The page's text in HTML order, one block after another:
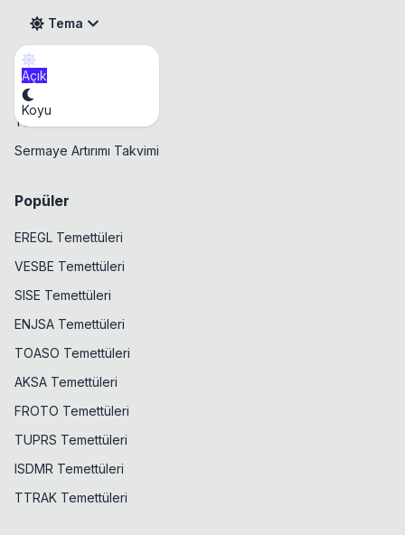
Tema
Açık
Koyu
Takvim
Temettü Takvimi
Sermaye Artırımı Takvimi
Popüler
EREGL Temettüleri
VESBE Temettüleri
SISE Temettüleri
ENJSA Temettüleri
TOASO Temettüleri
AKSA Temettüleri
FROTO Temettüleri
TUPRS Temettüleri
ISDMR Temettüleri
TTRAK Temettüleri